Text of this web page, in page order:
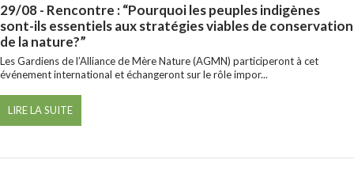
29/08- Rencontre : “Pourquoi les peuples indigènes
sont-ils essentiels aux stratégies viables de conservation
de la nature?”
Les Gardiens de l’Alliance de Mère Nature (AGMN) participeront à cet
événement international et échangeront sur le rôle impor...
LIRE LA SUITE